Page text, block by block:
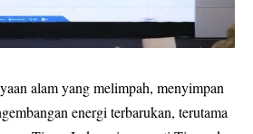
alam yang melimpah, menyimpan
energi terbarukan, terutama